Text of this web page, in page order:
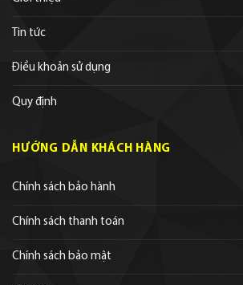
Tin tức
Điều khoản sử dụng
Quy định
HƯỚNG DẪN KHÁCH HÀNG
Chính sách bảo hành
Chính sách thanh toán
Chính sách bảo mật